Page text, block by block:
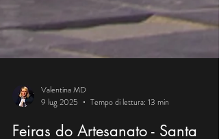
9 lug 2025
Tempo di lettura: 13 min